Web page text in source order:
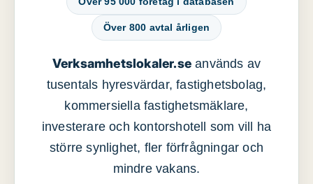
Över 800 avtal årligen
Verksamhetslokaler.se används av
tusentals hyresvärdar, fastighetsbolag,
kommersiella fastighetsmäklare,
investerare och kontorshotell som vill ha
större synlighet, fler förfrågningar och
mindre vakans.